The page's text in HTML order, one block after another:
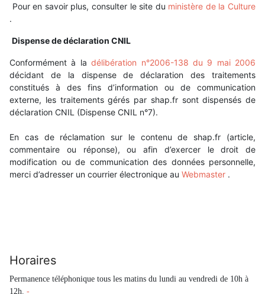
Pour en savoir plus, consulter le site du ministère de la Culture
.
Dispense de déclaration CNIL
Conformément à ladélibération n°2006-138 du 9 mai 2006
décidant de la dispense de déclaration des traitements
constitués à des fins d’information ou de communication
externe, les traitements gérés par shap.fr sont dispensés de
déclaration CNIL (Dispense CNIL n°7).
En cas de réclamation sur le contenu de shap.fr (article,
commentaire ou réponse), ou afin d’exercer le droit de
modification ou de communication des données personnelle,
merci d’adresser un courrier électronique au Webmaster .
Horaires
Permanence téléphonique tous les matins du lundi au vendredi de 10h à
12h. -